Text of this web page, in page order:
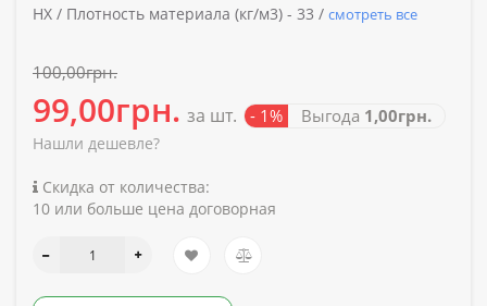
НХ / Плотность материала (кг/м3) - 33 / смотреть все
100,00грн.
99,00грн. за шт. - 1% Выгода 1,00грн.
Нашли дешевле?
Скидка от количества:
10 или больше цена договорная